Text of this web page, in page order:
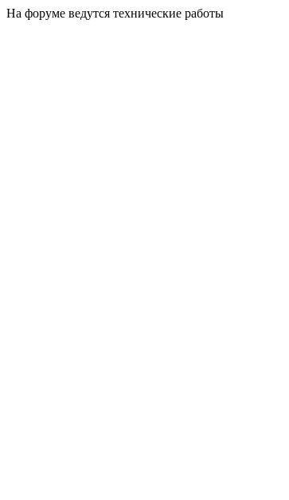
На форуме ведутся технические работы